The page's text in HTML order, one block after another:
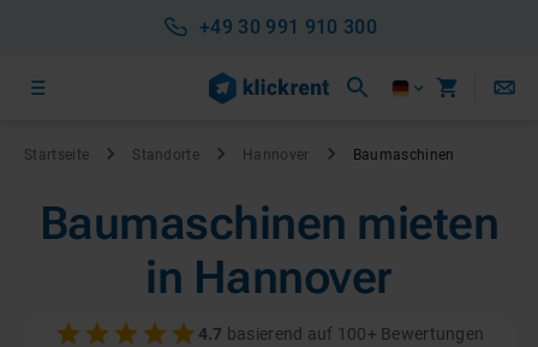
+49 30 991 910 300
Startseite Standorte Hannover Baumaschinen
Baumaschinen mieten
in Hannover
4.7 basierend auf 100+ Bewertungen